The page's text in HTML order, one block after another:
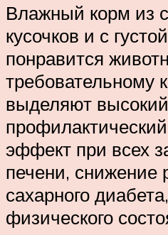
Влажный корм из
кусочков и с
понравится
требовательному
выделяют высокий
эффект при всех
печени, снижение
сахарного
физического